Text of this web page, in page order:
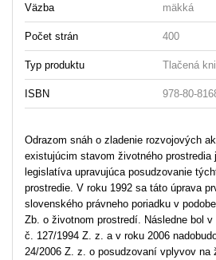
Väzba mäkká
Počet strán 400
Typ produktu Tlačená
ISBN 978-80-
Odrazom snáh o zladenie rozvojových
existujúcim stavom životného prostredia
legislatíva upravujúca posudzovanie
prostredie. V roku 1992 sa táto úprava
slovenského právneho poriadku v
Zb. o životnom prostredí. Následne bol
č. 127/1994 Z. z. a v roku 2006
24/2006 Z. z. o posudzovaní vplyvov na